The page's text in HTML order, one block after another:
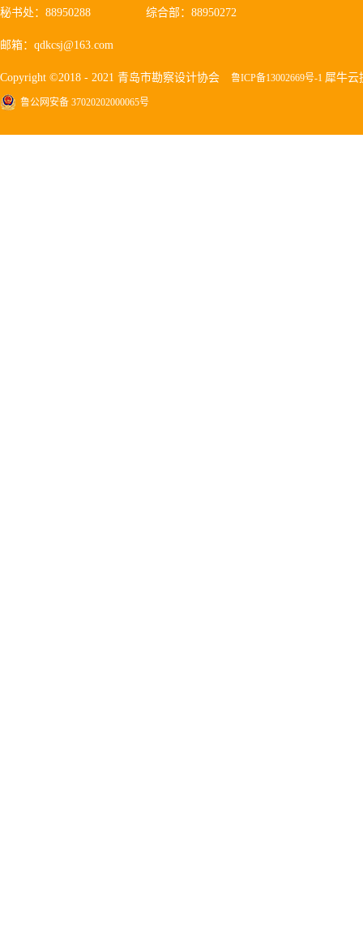
秘书处：88950288 综合部：88950272
邮箱：qdkcsj@163.com
Copyright ©2018 - 2021 青岛市勘察设计协会 鲁ICP备13002669号-1 犀牛云
鲁公网安备 37020202000065号